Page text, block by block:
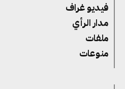
فيديو غراف
مدار الرأي
ملفات
منوعات